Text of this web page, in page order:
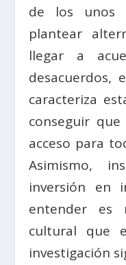
de los unos
plantear
llegar a
desacuerdos,
caracteriza
conseguir
acceso para
Asimismo,
inversión en
entender es
cultural que
investigación